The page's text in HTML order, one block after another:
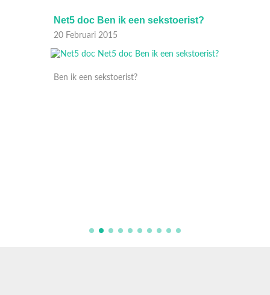
Net5 doc Ben ik een sekstoerist?
20 Februari 2015
Ben ik een sekstoerist?